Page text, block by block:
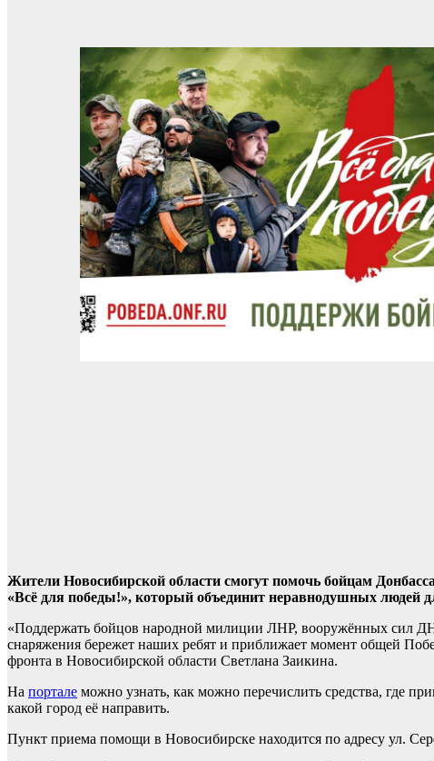
Жители Новосибирской области смогут помочь бойцам
«Всё для победы!», который объединит неравнодушных
«Поддержать бойцов народной милиции ЛНР, вооружённых сил
снаряжения бережет наших ребят и приближает момент общей
фронта в Новосибирской области Светлана Заикина.
На портале можно узнать, как можно перечислить средства, где
какой город её направить.
Пункт приема помощи в Новосибирске находится по адресу ул.